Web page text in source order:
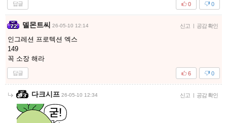
답글 0
0
델몬트씨 26-05-10 12:14 신고 | 공감 확인
인그레션 프로텍션 엑스
149
꼭 소장 해라
답글 0
6
다크시프 26-05-10 12:34 신고 | 공감 확인